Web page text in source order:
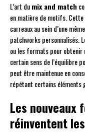
L’art dumix and match
en matière de motifs.
carreaux au sein d’une
patchworks personnalisés.
ou les formats pour obtenir
certain sens de l’équilibre
peut être maintenue en
répétant certains éléments
Les nouveaux
réinventent